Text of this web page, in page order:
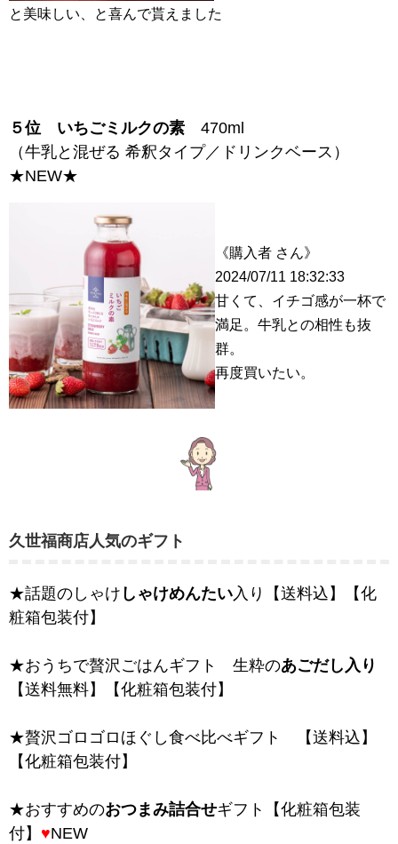
と美味しい、と喜んで貰えました
５位 いちごミルクの素 470ml
（牛乳と混ぜる 希釈タイプ／ドリンクベース）
★NEW★
《購入者 さん》
2024/07/11 18:32:33
甘くて、イチゴ感が一杯で
満足。牛乳との相性も抜
群。
再度買いたい。
久世福商店人気のギフト
★話題のしゃけ しゃけめんたい入り【送料込】【化
粧箱包装付】
★おうちで贅沢ごはんギフト 生粋のあごだし入り
【送料無料】【化粧箱包装付】
★贅沢ゴロゴロほぐし食べ比べギフト 【送料込】
【化粧箱包装付】
★おすすめのおつまみ詰合せギフト【化粧箱包装
付】 ♥NEW